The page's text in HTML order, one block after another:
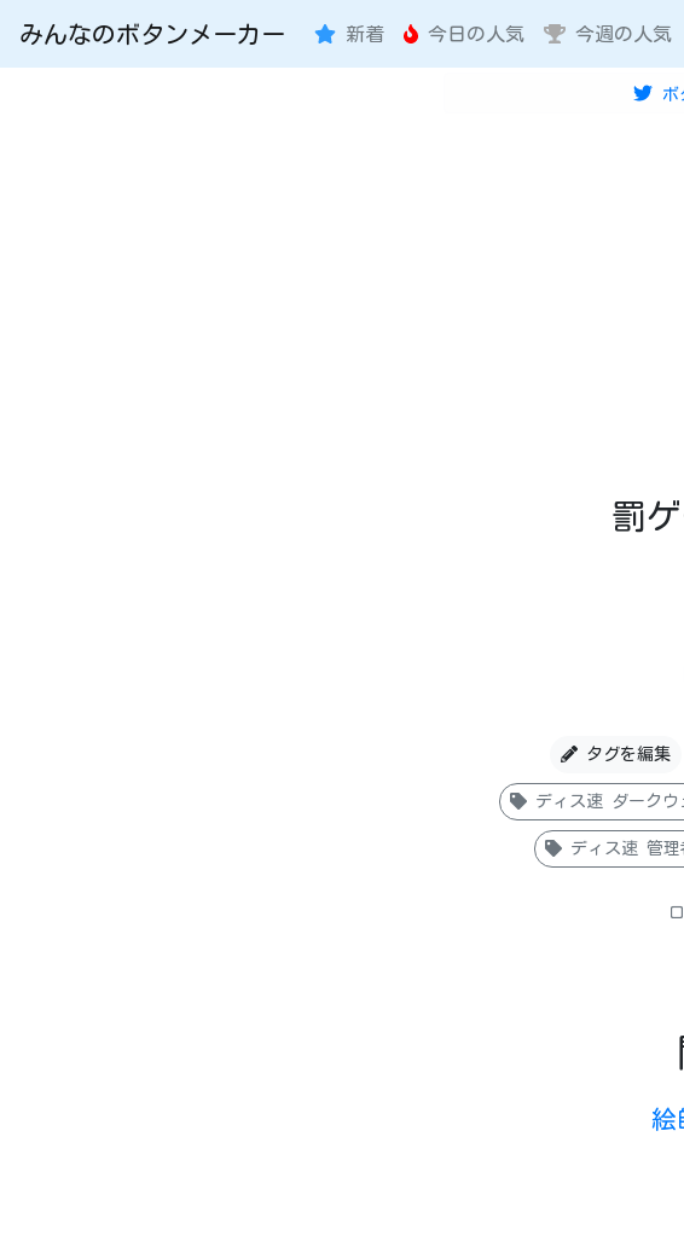
みんなのボタンメーカー 新着 今日の人気 今週の人気
ボ
罰
タグを編集
ディス速 ダークウ
ディス速 管
絵